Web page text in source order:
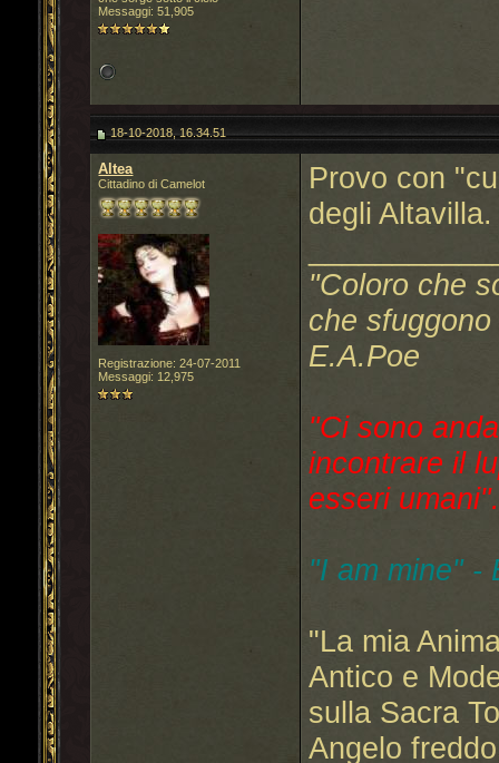
Messaggi: 51,905
18-10-2018, 16.34.51
Altea
Cittadino di Camelot
Registrazione: 24-07-2011
Messaggi: 12,975
Provo con
degli Altavilla.
"Coloro che
che
E.A.Poe
"Ci sono
incontrare il
esseri
"I am mine" -
"La mia
Antico e
sulla Sacra
Angelo